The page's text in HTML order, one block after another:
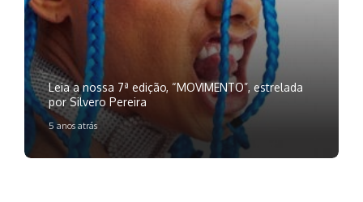
Leia a nossa 7ª edição, “MOVIMENTO”, estrelada
por Silvero Pereira
5 anos atrás